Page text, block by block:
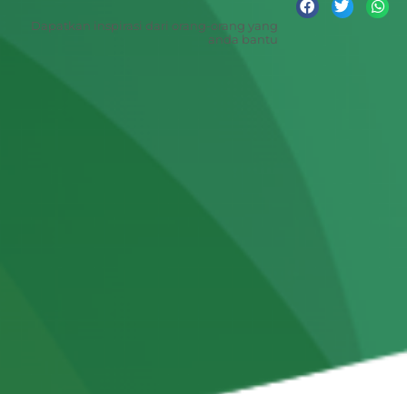
Dapatkan inspirasi dari orang-orang yang
anda bantu